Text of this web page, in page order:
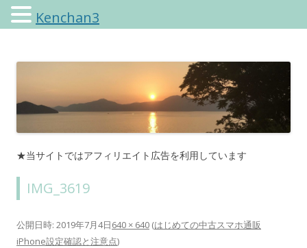
けんちゃんさんのブログ
★当サイトではアフィリエイト広告を利用しています
IMG_3619
公開日時: 2019年7月4日640 × 640 (はじめての中古スマホ通販
iPhone設定確認と注意点)
Kenchan3